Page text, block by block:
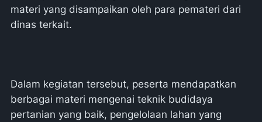
materi yang disampaikan oleh para pemateri dari
dinas terkait.
Dalam kegiatan tersebut, peserta mendapatkan
berbagai materi mengenai teknik budidaya
pertanian yang baik, pengelolaan lahan yang